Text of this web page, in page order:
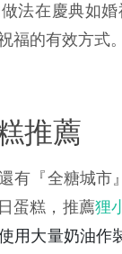
法在慶典如
福的有效方式。
推薦
有『全糖城
蛋糕，推薦狸
用大量奶油作